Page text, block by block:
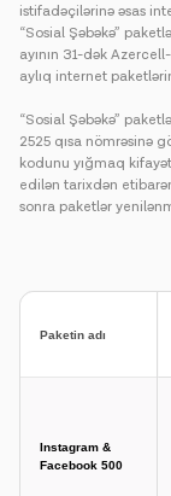
istifadəçilərinə əsas
“Sosial Şəbəkə”
ayının 31-dək
aylıq internet
“Sosial Şəbəkə”
2525 qısa nömrəsinə
kodunu yığmaq
edilən tarixdən
sonra paketlər
Paketin adı
Instagram &
Facebook 500